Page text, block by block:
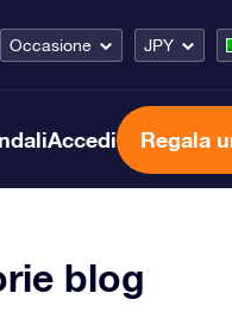
Occasione JPY
Accedi Regala
blog